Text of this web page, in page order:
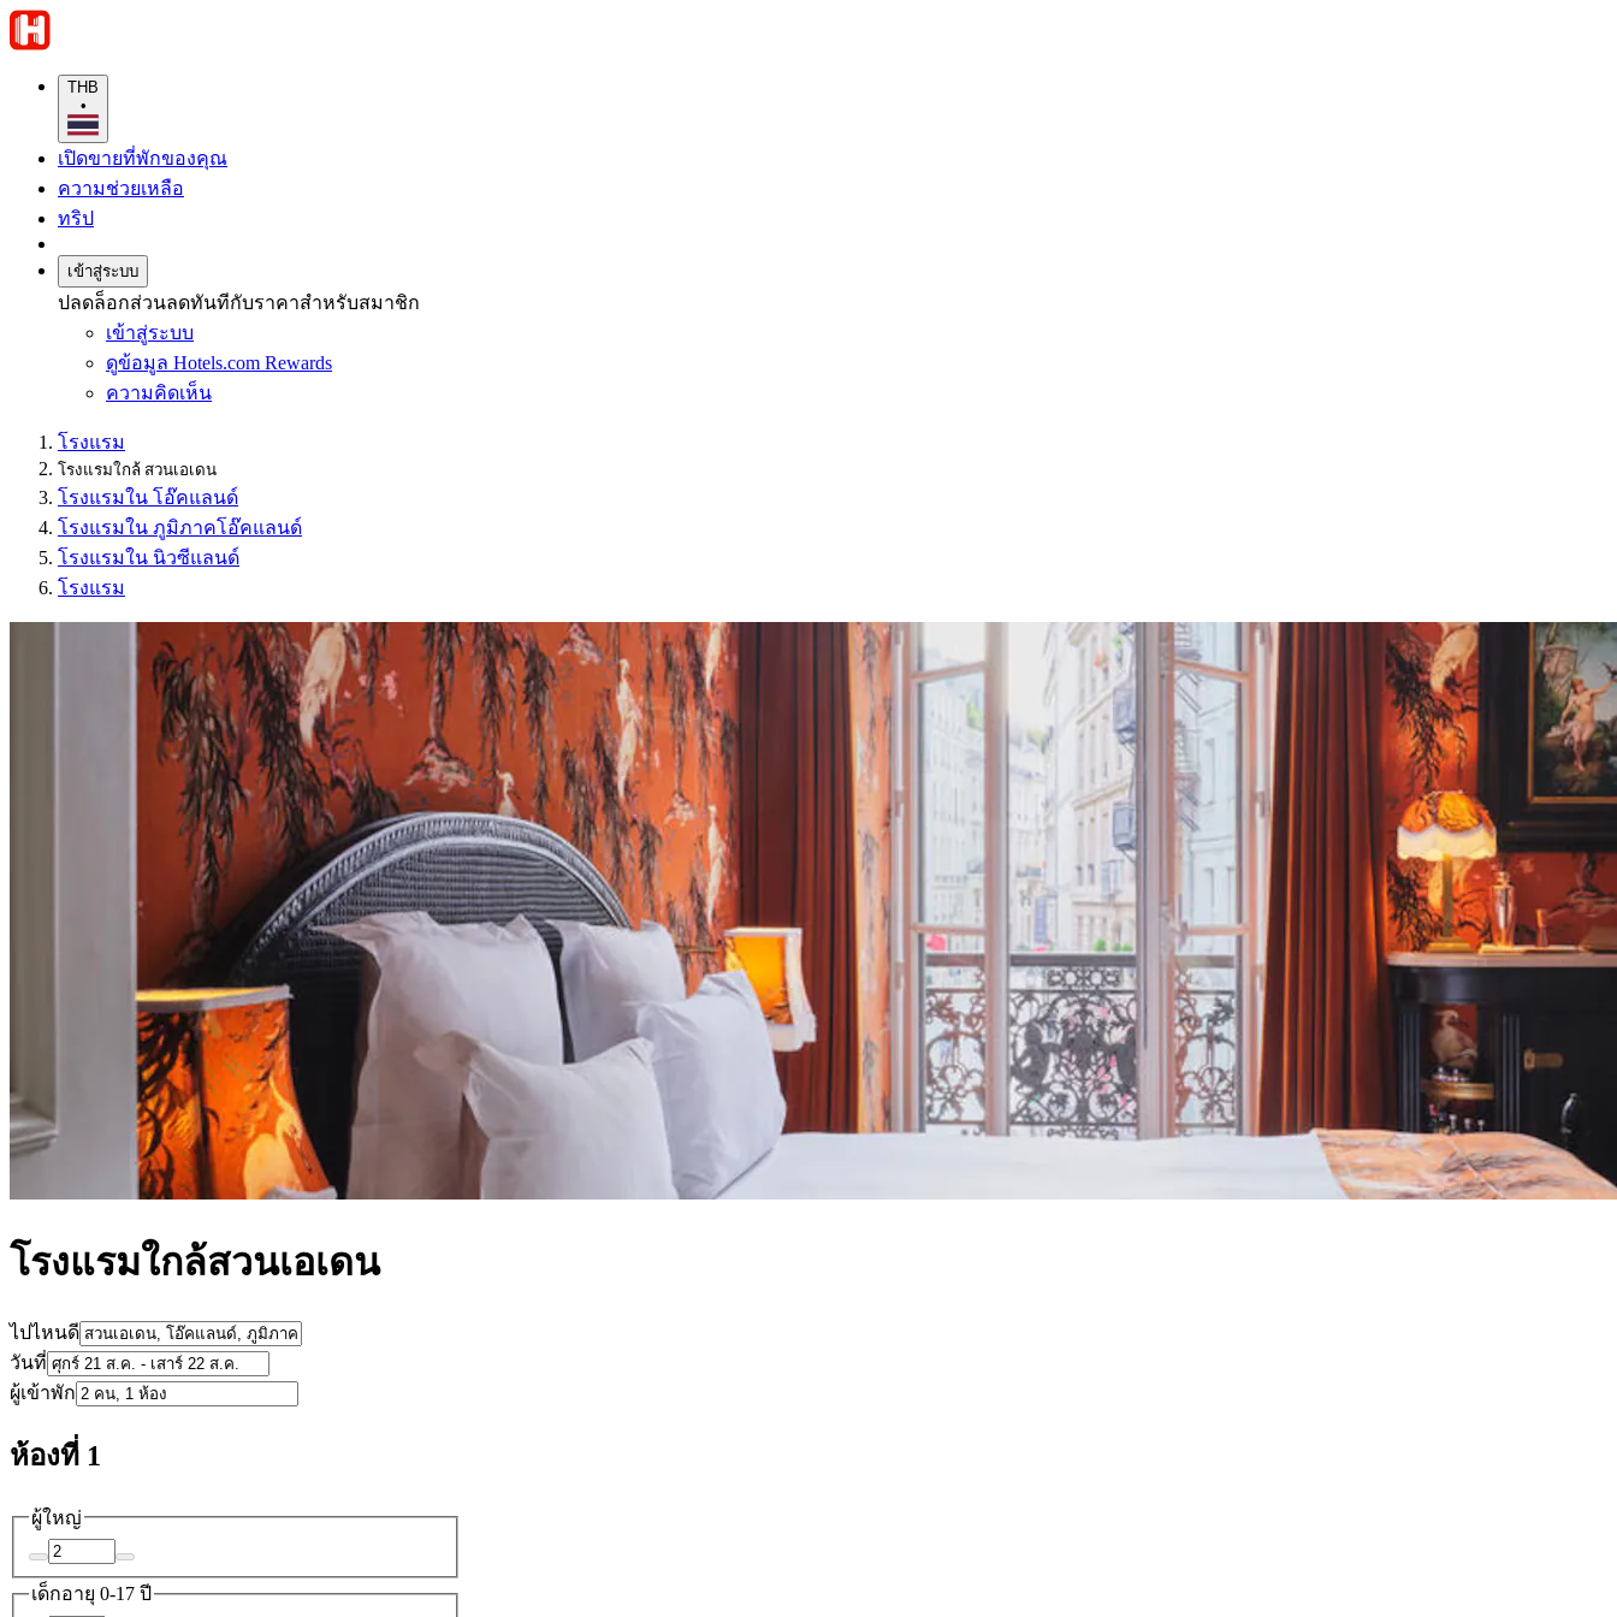
THB
•
เปิดขายที่พักของคุณ
ความช่วยเหลือ
ทริป
เข้าสู่ระบบ
ปลดล็อกส่วนลดทันทีกับราคาสำหรับสมาชิก
เข้าสู่ระบบ
ดูข้อมูล Hotels.com Rewards
ความคิดเห็น
โรงแรม
โรงแรมใกล้ สวนเอเดน
โรงแรมใน โอ๊คแลนด์
โรงแรมใน ภูมิภาคโอ๊คแลนด์
โรงแรมใน นิวซีแลนด์
โรงแรม
โรงแรมใกล้สวนเอเดน
ไปไหนดี
วันที่
ผู้เข้าพัก
ห้องที่ 1
ผู้ใหญ่
เด็กอายุ 0-17 ปี